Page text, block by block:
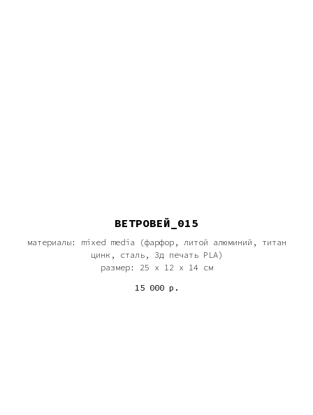
ВЕТРОВЕЙ_015
материалы: mixed media (фарфор, литой алюминий, титан
цинк, сталь, 3д печать PLA)
размер: 25 х 12 х 14 см
15 000 р.